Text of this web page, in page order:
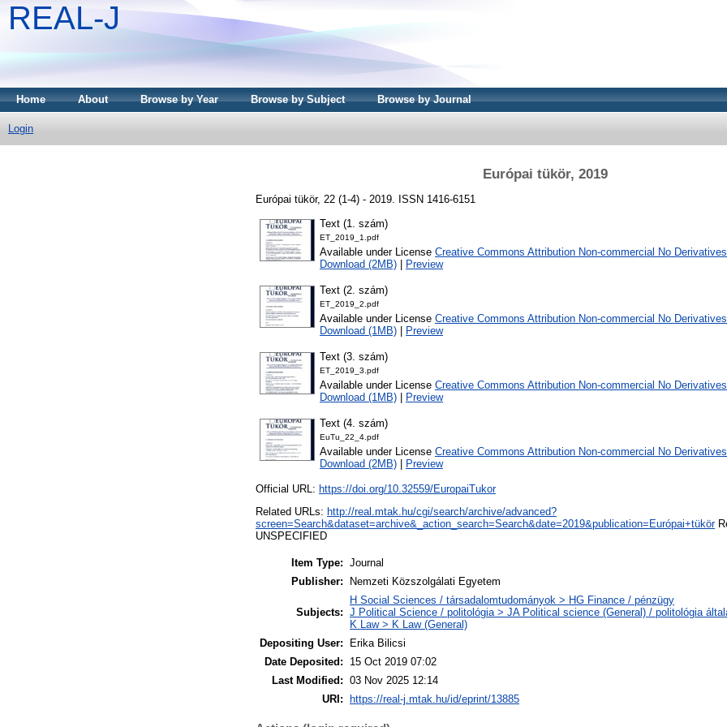
REAL-J
Home About Browse by Year Browse by Subject Browse by Journal
Login
Európai tükör, 2019
Európai tükör, 22 (1-4) - 2019. ISSN 1416-6151
Text (1. szám)
ET_2019_1.pdf
Available under License Creative Commons Attribution Non-commercial No Derivatives
Download (2MB)
Preview
Text (2. szám)
ET_2019_2.pdf
Available under License Creative Commons Attribution Non-commercial No Derivatives
Download (1MB)
Preview
Text (3. szám)
ET_2019_3.pdf
Available under License Creative Commons Attribution Non-commercial No Derivatives
Download (1MB)
Preview
Text (4. szám)
EuTu_22_4.pdf
Available under License Creative Commons Attribution Non-commercial No Derivatives
Download (2MB)
Preview
Official URL: https://doi.org/10.32559/EuropaiTukor
Related URLs: http://real.mtak.hu/cgi/search/archive/advanced?
screen=Search&dataset=archive&_action_search=Search&date=2019&publication=Európai+tükör
UNSPECIFIED
Item Type: Journal
Publisher:
Nemzeti Közszolgálati Egyetem
Subjects:
H Social Sciences / társadalomtudományok > HG Finance / pénzügy
J Political Science / politológia > JA Political science (General) / politológia
K Law > K Law (General)
Depositing User:
Erika Bilicsi
Date Deposited:
15 Oct 2019 07:02
Last Modified: 03 Nov 2025 12:14
URI:
https://real-j.mtak.hu/id/eprint/13885